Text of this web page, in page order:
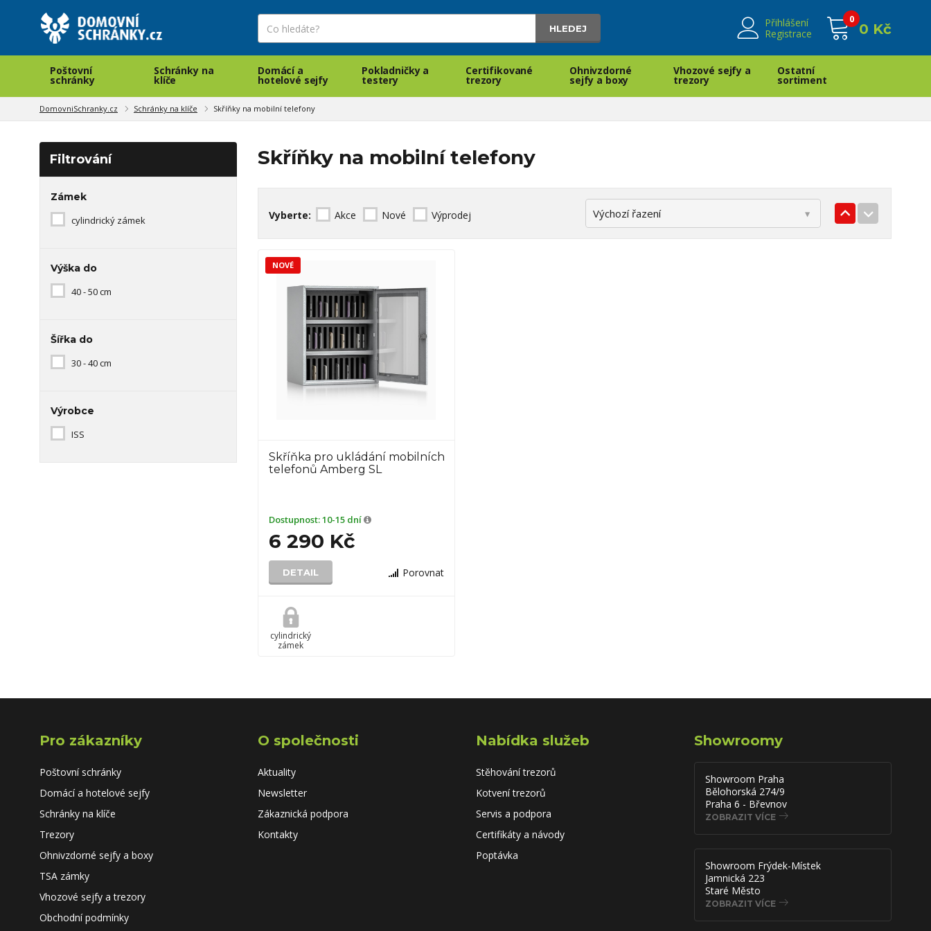
HLEDEJ
Přihlášení
Registrace
0
0 Kč
Poštovní
schránky
Schránky na
klíče
Domácí a
hotelové sejfy
Pokladničky a
testery
Certifikované
trezory
Ohnivzdorné
sejfy a boxy
Vhozové sejfy a
trezory
Ostatní
sortiment
DomovniSchranky.cz Schránky na klíče Skříňky na mobilní telefony
Filtrování
Zámek
cylindrický zámek
Výška do
40 - 50 cm
Šířka do
30 - 40 cm
Výrobce
ISS
Skříňky na mobilní telefony
Vyberte: Akce Nové Výprodej
Skříňka pro ukládání mobilních
telefonů Amberg SL
Dostupnost:10-15 dní
6 290 Kč
DETAIL Porovnat
cylindrický
zámek
NOVÉ
Pro zákazníky
Poštovní schránky
Domácí a hotelové sejfy
Schránky na klíče
Trezory
Ohnivzdorné sejfy a boxy
TSA zámky
Vhozové sejfy a trezory
Obchodní podmínky
O společnosti
Aktuality
Newsletter
Zákaznická podpora
Kontakty
Nabídka služeb
Stěhování trezorů
Kotvení trezorů
Servis a podpora
Certifikáty a návody
Poptávka
Showroomy
Showroom Praha
Bělohorská 274/9
Praha 6 - Břevnov
ZOBRAZIT VÍCE
Showroom Frýdek-Místek
Jamnická 223
Staré Město
ZOBRAZIT VÍCE